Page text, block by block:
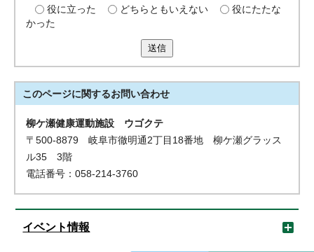
役に立った
どちらともいえない
役にたたな
かった
送信
このページに関するお問い合わせ
柳ケ瀬健康運動施設 ウゴクテ
〒500-8879 岐阜市徹明通2丁目18番地 柳ケ瀬グラッス
ル35 3階
電話番号：058-214-3760
イベント情報